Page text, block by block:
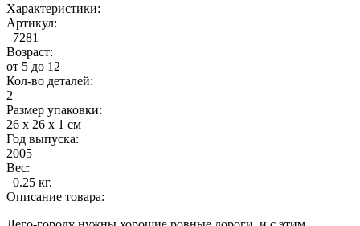
Характеристики:
Артикул:
7281
Возраст:
от 5 до 12
Кол-во деталей:
2
Размер упаковки:
26 x 26 x 1 см
Год выпуска:
2005
Вес:
0.25 кг.
Описание товара: